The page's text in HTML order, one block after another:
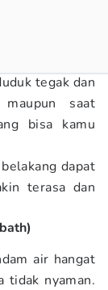
tegak dan
saat
bisa kamu
dapat
terasa dan
air hangat
tidak nyaman.